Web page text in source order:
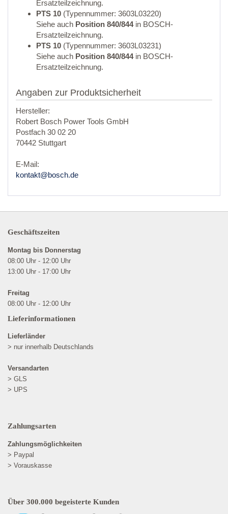
Ersatzteilzeichnung.
PTS 10 (Typennummer: 3603L03220)
Siehe auch Position 840/844in BOSCH-
Ersatzteilzeichnung.
PTS 10 (Typennummer: 3603L03231)
Siehe auch Position 840/844in BOSCH-
Ersatzteilzeichnung.
Angaben zur Produktsicherheit
Hersteller:
Robert Bosch Power Tools GmbH
Postfach 30 02 20
70442 Stuttgart
E-Mail:
kontakt@bosch.de
Geschäftszeiten
Montag bis Donnerstag
08:00 Uhr - 12:00 Uhr
13:00 Uhr - 17:00 Uhr
Freitag
08:00 Uhr - 12:00 Uhr
Lieferinformationen
Lieferländer
> nur innerhalb Deutschlands
Versandarten
> GLS
> UPS
Zahlungsarten
Zahlungsmöglichkeiten
> Paypal
> Vorauskasse
Über 300.000 begeisterte Kunden